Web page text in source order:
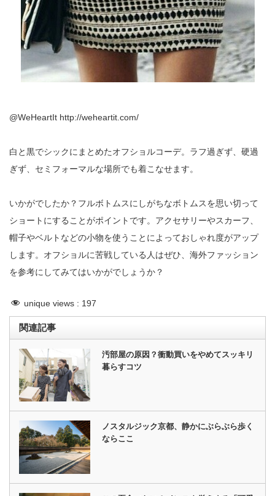
@WeHeartIt http://weheartit.com/
白と黒でシックにまとめたオフショルコーデ。ラフ過ぎず、硬過
ぎず、セミフォーマルな場所でも着こなせます。
いかがでしたか？フルボトムスにしがちなボトムスを思い切って
ショートにすることがポイントです。アクセサリーやスカーフ、
帽子やベルトなどの小物を使うことによっておしゃれ度がアップ
します。オフショルに苦戦している人はぜひ、海外ファッション
を参考にしてみてはいかがでしょうか？
unique views : 197
関連記事
汚部屋の原因？衝動買いをやめてスッキリ
暮らすコツ
ノスタルジック京都、静かにぶらぶら歩く
ならここ